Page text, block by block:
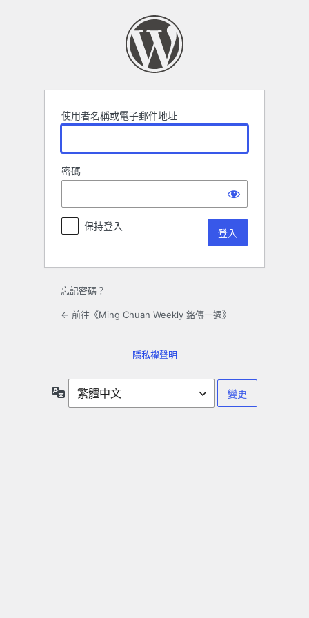
使用者名稱或電子郵件地址
密碼
保持登入
忘記密碼？
← 前往《Ming Chuan Weekly 銘傳一週》
隱私權聲明
言